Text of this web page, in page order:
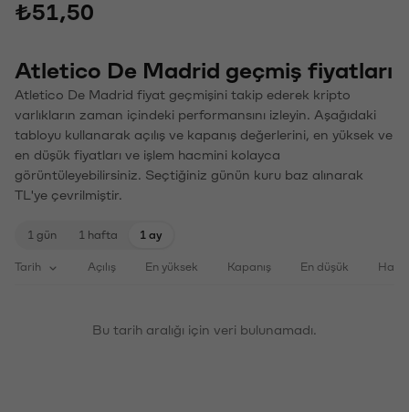
₺51,50
Atletico De Madrid geçmiş fiyatları
Atletico De Madrid fiyat geçmişini takip ederek kripto
varlıkların zaman içindeki performansını izleyin. Aşağıdaki
tabloyu kullanarak açılış ve kapanış değerlerini, en yüksek ve
en düşük fiyatları ve işlem hacmini kolayca
görüntüleyebilirsiniz. Seçtiğiniz günün kuru baz alınarak
TL'ye çevrilmiştir.
1 gün 1 hafta 1 ay
Tarih Açılış En yüksek Kapanış En düşük
Bu tarih aralığı için veri bulunamadı.